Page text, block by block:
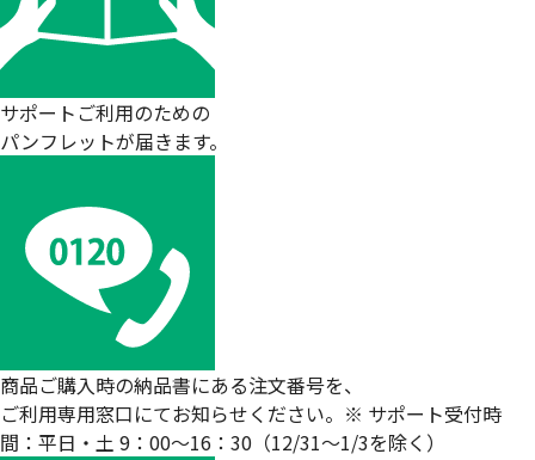
サポートご利用のための
パンフレットが届きます。
商品ご購入時の納品書にある注文番号を、
ご利用専用窓口にてお知らせください。 ※ サポート受付時
間：平日・土 9：00〜16：30（12/31〜1/3を除く）